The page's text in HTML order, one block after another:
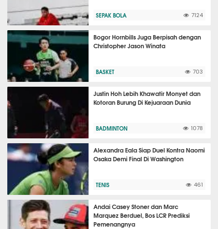
SEPAK BOLA 7124
Bogor Hornbills Juga Berpisah dengan
Christopher Jason Winata
BASKET 703
Justin Hoh Lebih Khawatir Monyet dan
Kotoran Burung Di Kejuaraan Dunia
BADMINTON 1078
Alexandra Eala Siap Duel Kontra Naomi
Osaka Demi Final Di Washington
TENIS 461
Andai Casey Stoner dan Marc
Marquez Berduel, Bos LCR Prediksi
Pemenangnya